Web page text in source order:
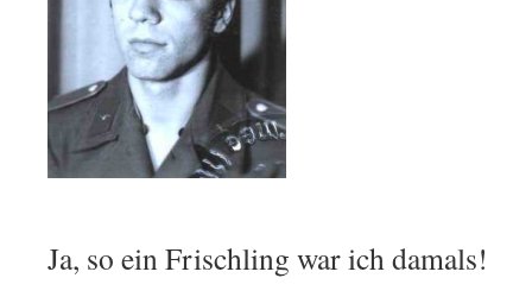
Ja, so ein Frischling war ich damals!